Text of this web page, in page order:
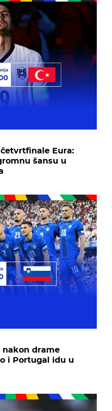
Eura:
šansu u
nakon drame
i Portugal idu u